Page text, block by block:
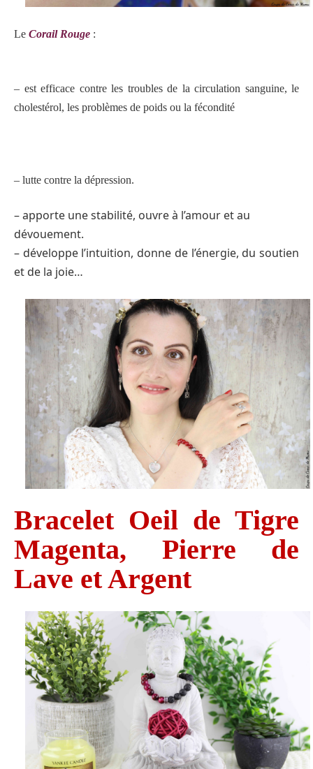
Le Corail Rouge :
– est efficace contre les troubles de la circulation sanguine, le
cholestérol, les problèmes de poids ou la fécondité
– lutte contre la dépression.
– apporte une stabilité, ouvre à l’amour et au
dévouement.
– développe l’intuition, donne de l’énergie, du soutien
et de la joie…
Bracelet Oeil de Tigre
Magenta, Pierre de
Lave et Argent